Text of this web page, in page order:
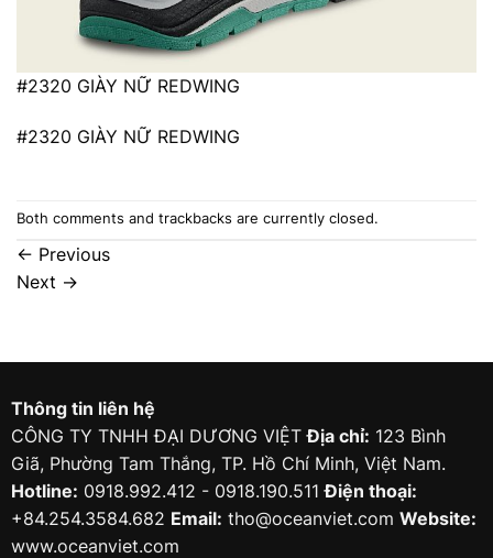
#2320 GIÀY NỮ REDWING
#2320 GIÀY NỮ REDWING
Both comments and trackbacks are currently closed.
← Previous
Next →
Thông tin liên hệ
CÔNG TY TNHH ĐẠI DƯƠNG VIỆTĐịa chỉ: 123 Bình
Giã, Phường Tam Thắng, TP. Hồ Chí Minh, Việt Nam.
Hotline: 0918.992.412 - 0918.190.511Điện thoại:
+84.254.3584.682 Email: tho@oceanviet.com Website:
www.oceanviet.com